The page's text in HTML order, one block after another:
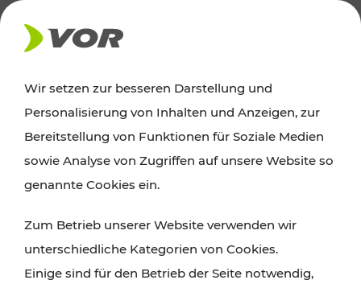
AKTUELLES
News
Alle wichtigen Meldungen zu Fahrplanänderungen,
finden Sie hier im Überblick.
Wir setzen zur besseren Darstellung und
Personalisierung von Inhalten und Anzeigen, zur
Bereitstellung von Funktionen für Soziale Medien
sowie Analyse von Zugriffen auf unsere Website so
genannte Cookies ein.
Zum Betrieb unserer Website verwenden wir
unterschiedliche Kategorien von Cookies.
Einige sind für den Betrieb der Seite notwendig,